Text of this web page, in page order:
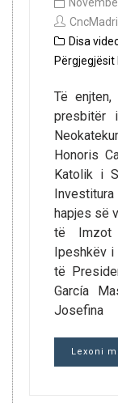
Disa
Të
presbitër
Honoris
Katolik i
hapjes së
të Imzot
Ipeshkëv i
të
García
Josefina
Lexoni